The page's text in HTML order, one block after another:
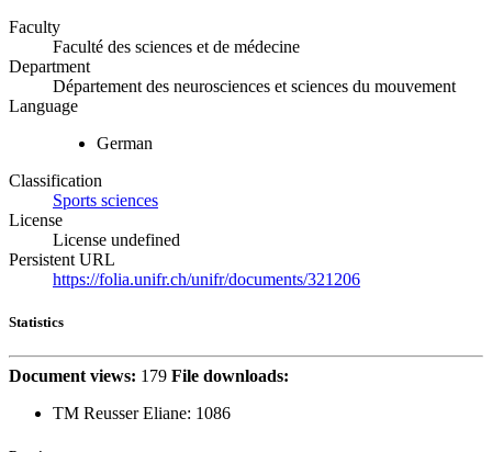
Faculty
Faculté des sciences et de médecine
Department
Département des neurosciences et sciences du mouvement
Language
German
Classification
Sports sciences
License
License undefined
Persistent URL
https://folia.unifr.ch/unifr/documents/321206
Statistics
Document views: 179 File downloads:
TM Reusser Eliane: 1086